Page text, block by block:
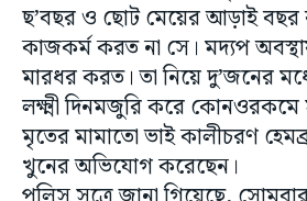
ছ’বছর ও ছোট মেয়ের আড়াই
কাজকর্ম করত না সে। মদ্যপ অবস্থায়
মারধর করত। তা নিয়ে দু’জনের
লক্ষ্মী দিনমজুরি করে কোনওরকমে
মৃতের মামাতো ভাই কালীচরণ
খুনের অভিযোগ করেছেন।